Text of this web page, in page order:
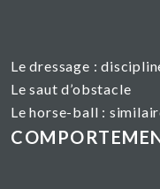
Le dressage :
Le saut d’obstacle
Le horse-ball :